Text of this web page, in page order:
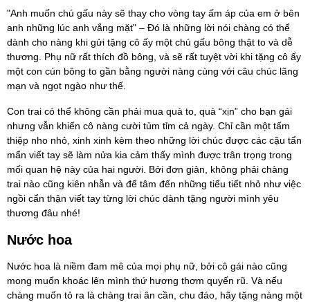
"Anh muốn chú gấu này sẽ thay cho vòng tay ấm áp của em ở bên
anh những lúc anh vắng mặt" – Đó là những lời nói chàng có thể
dành cho nàng khi gửi tặng cô ấy một chú gấu bông thật to và dễ
thương. Phụ nữ rất thích đồ bông, và sẽ rất tuyệt vời khi tặng cô ấy
một con cún bông to gần bằng người nàng cùng với câu chúc lãng
mạn và ngọt ngào như thế.
Con trai có thể không cần phải mua quà to, quà “xịn” cho bạn gái
nhưng vẫn khiến cô nàng cười tủm tỉm cả ngày. Chỉ cần một tấm
thiệp nho nhỏ, xinh xinh kèm theo những lời chúc được các cậu tẩn
mẩn viết tay sẽ làm nửa kia cảm thấy mình được trân trọng trong
mối quan hệ này của hai người. Bởi đơn giản, không phải chàng
trai nào cũng kiên nhẫn và để tâm đến những tiểu tiết nhỏ như việc
ngồi cẩn thận viết tay từng lời chúc dành tặng người mình yêu
thương đâu nhé!
Nước hoa
Nước hoa là niềm đam mê của mọi phụ nữ, bởi cô gái nào cũng
mong muốn khoác lên mình thứ hương thơm quyến rũ. Và nếu
chàng muốn tỏ ra là chàng trai ân cần, chu đáo, hãy tặng nàng một